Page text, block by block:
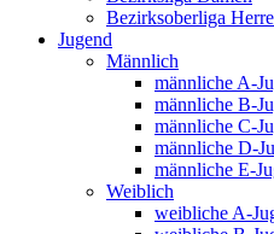
Bezirksoberliga
Jugend
Männlich
männliche A-
männliche B-
männliche C-
männliche D-
männliche E-
Weiblich
weibliche A-